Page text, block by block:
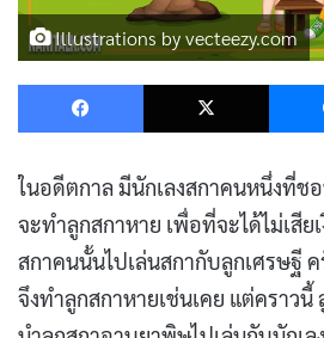
Illustrations by vecteezy.com
Facebook X
ในอดีตกาล มีนักเลงสกาคนหนึ่งที่ช
จะทำลูกสกาหาย เพื่อที่จะได้ไม่เสีย
สกาคนนั้นไปเล่นสกากับลูกเศรษฐี ค
จึงทำลูกสกาหายเช่นเคย แต่คราวนี้